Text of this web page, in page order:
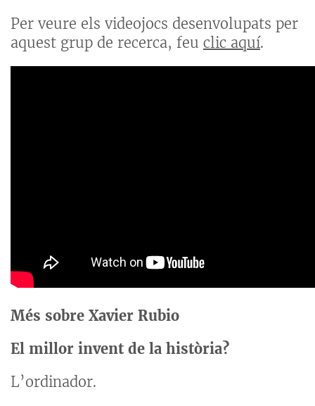
Per veure els videojocs desenvolupats per
aquest grup de recerca, feu clic aquí.
Més sobre Xavier Rubio
El millor invent de la història?
L’ordinador.